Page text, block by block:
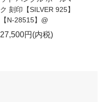
ク 刻印【SILVER 925】
【N-28515】@
27,500円(内税)